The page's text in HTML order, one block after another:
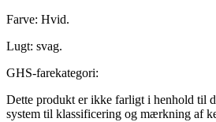
Farve: Hvid.
Lugt: svag.
GHS-farekategori:
Dette produkt er ikke farligt i henhold til
system til klassificering og mærkning af